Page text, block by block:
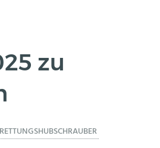
zu
RETTUNGSHUBSCHRAUBER